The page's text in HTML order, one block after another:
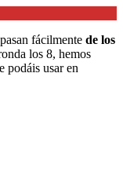
fácilmente de los
los 8, hemos
podáis usar en